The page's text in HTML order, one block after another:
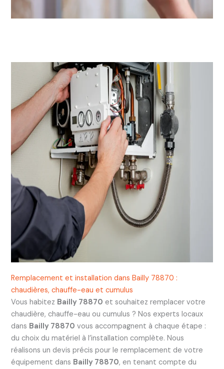
Remplacement et installation dans Bailly 78870 :
chaudières, chauffe-eau et cumulus
Vous habitez Bailly 78870 et souhaitez remplacer votre
chaudière, chauffe-eau ou cumulus ? Nos experts locaux
dans Bailly 78870 vous accompagnent à chaque étape :
du choix du matériel à l’installation complète. Nous
réalisons un devis précis pour le remplacement de votre
équipement dans Bailly 78870, en tenant compte du